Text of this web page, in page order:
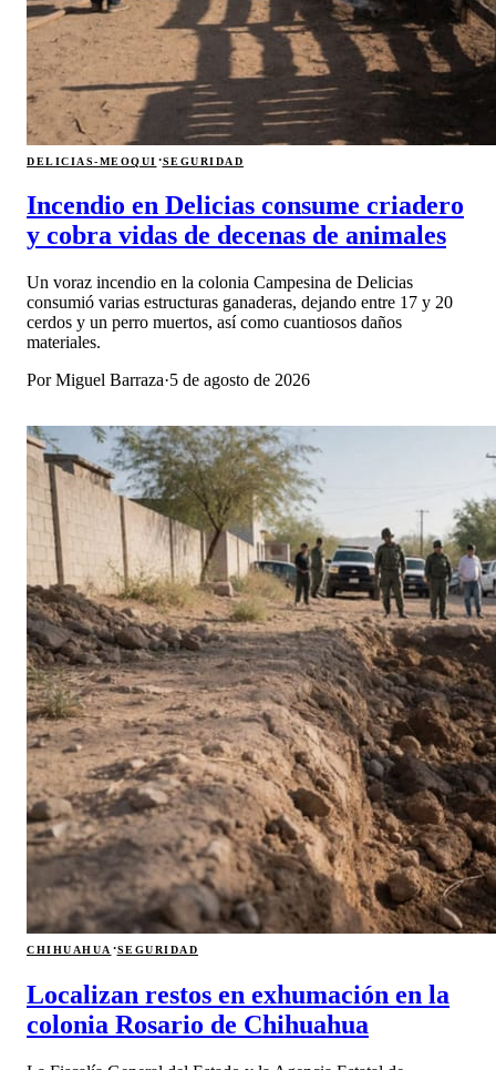
DELICIAS-MEOQUI ·SEGURIDAD
Incendio en Delicias consume criadero
y cobra vidas de decenas de animales
Un voraz incendio en la colonia Campesina de Delicias
consumió varias estructuras ganaderas, dejando entre 17 y 20
cerdos y un perro muertos, así como cuantiosos daños
materiales.
PorMiguel Barraza·5 de agosto de 2026
CHIHUAHUA ·SEGURIDAD
Localizan restos en exhumación en la
colonia Rosario de Chihuahua